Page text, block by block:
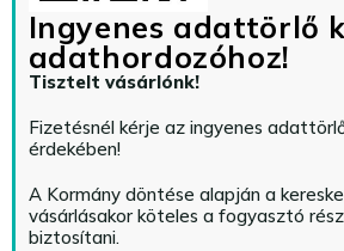
Ingyenes adattörlő
adathordozóhoz!
Tisztelt vásárlónk!
Fizetésnél kérje az ingyenes
érdekében!
A Kormány döntése alapján a
vásárlásakor köteles a fogyasztó
biztosítani.